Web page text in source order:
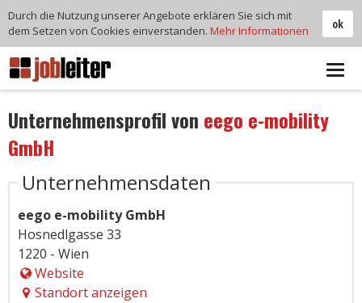
Unternehmensprofil von eego e-mobility
GmbH
Unternehmensdaten
eego e-mobility GmbH
Hosnedlgasse 33
1220 - Wien
Website
Standort anzeigen
ok
Durch die Nutzung unserer Angebote erklären Sie sich mit
dem Setzen von Cookies einverstanden. Mehr Informationen